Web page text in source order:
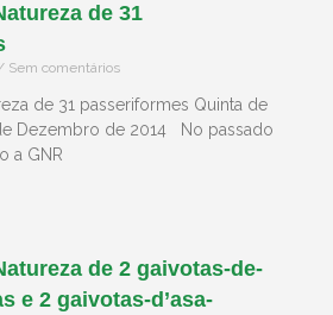
de 31
Sem comentários
de 31 passeriformes Quinta de
Dezembro de 2014 No passado
a GNR
de 2 gaivotas-de-
e 2 gaivotas-d’asa-